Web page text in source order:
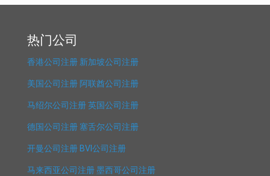
热门公司
香港公司注册 新加坡公司注册
美国公司注册 阿联酋公司注册
马绍尔公司注册英国公司注册
德国公司注册塞舌尔公司注册
开曼公司注册 BVI公司注册
马来西亚公司注册墨西哥公司注册